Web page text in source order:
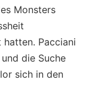
Monsters
Pacciani
die Suche
sich in den